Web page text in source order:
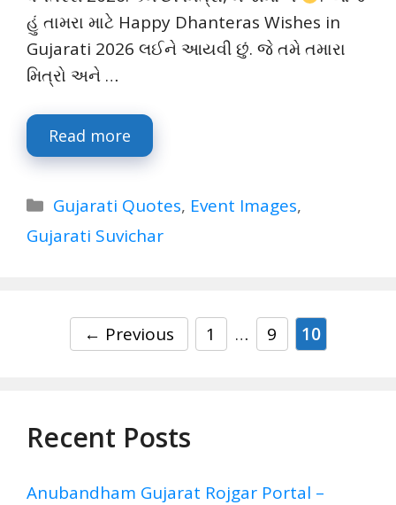
હું તામરા માટે Happy Dhanteras Wishes in
Gujarati 2026 લઈને આયવી છું. જે તમે તમારા
મિત્રો અને …
Read more
Categories
Gujarati Quotes, Event Images,
Gujarati Suvichar
← Previous Page
1 … Page
9 Page
10
Recent Posts
Anubandham Gujarat Rojgar Portal –